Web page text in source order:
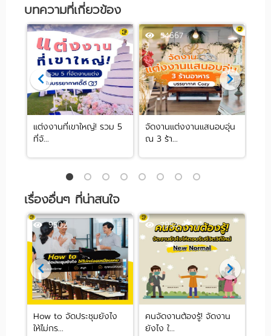
บทความที่เกี่ยวข้อง
63923
แต่งงานที่เขาใหญ่! รวม 5
ที่จั...
54667
จัดงานแต่งงานแสนอบอุ่น
ณ 3 ร้า...
เรื่องอื่นๆ ที่น่าสนใจ
9502
How to จัดประชุมยังไง
ให้ไม่กร...
7934
คนจัดงานต้องรู้! จัดงาน
ยังไง ใ...